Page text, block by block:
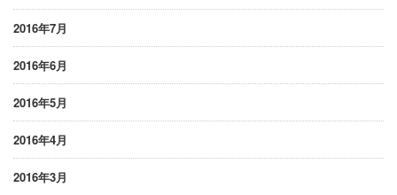
2016年7月
2016年6月
2016年5月
2016年4月
2016年3月